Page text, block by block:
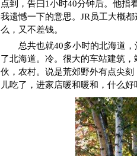
点到，告曰1小时40分钟后。他指
我遗憾一下的意思。JR员工大概
么，又不差钱。
总共也就40多小时的北海道
了北海道。冷。很大的车站建筑
伙，农村。说是荒郊野外有点尖
儿吃了，进家店暖和暖和，什么好